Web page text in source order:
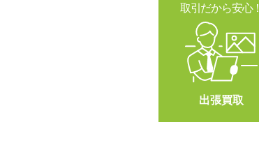
取引だから安心！
出張買取